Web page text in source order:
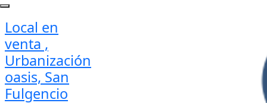
Local en
venta ,
Urbanización
oasis, San
Fulgencio